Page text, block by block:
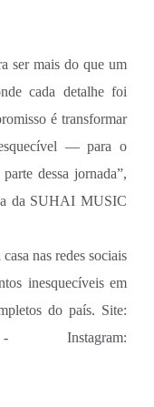
ser mais do que um
cada detalhe foi
é transformar
— para o
dessa jornada”,
da SUHAI MUSIC
nas redes sociais
inesquecíveis em
do país. Site:
- Instagram: